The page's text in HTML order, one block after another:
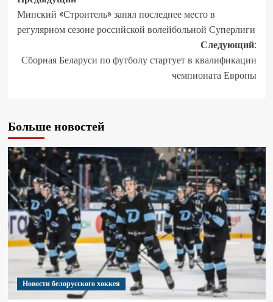
Минский «Строитель» занял последнее место в
регулярном сезоне российской волейбольной Суперлиги
Следующий:
Сборная Беларуси по футболу стартует в квалификации
чемпионата Европы
Больше новостей
Новости белорусского хоккея